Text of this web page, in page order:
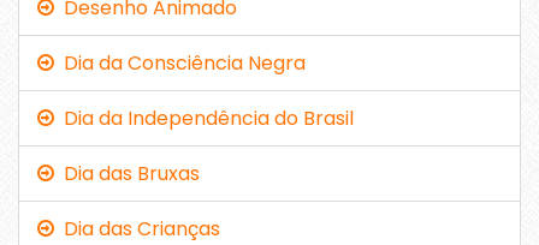
Desenho Animado
Dia da Consciência Negra
Dia da Independência do Brasil
Dia das Bruxas
Dia das Crianças